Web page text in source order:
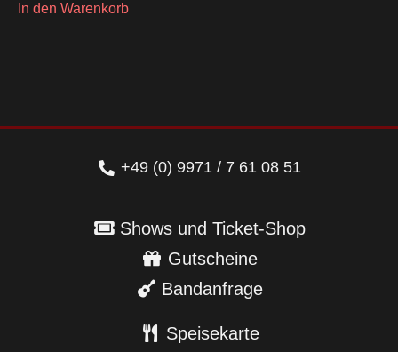
In den Warenkorb
+49 (0) 9971 / 7 61 08 51
Shows und Ticket-Shop
Gutscheine
Bandanfrage
Speisekarte